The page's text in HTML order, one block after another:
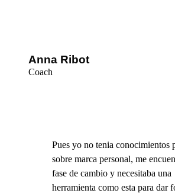
Anna Ribot
Coach
Pues yo no tenia conocimientos
sobre marca personal, me
fase de cambio y necesitaba una
herramienta como esta para dar